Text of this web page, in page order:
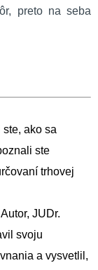
preto na seba
ste, ako sa
ste
trhovej
Autor, JUDr.
svoju
a vysvetlil,